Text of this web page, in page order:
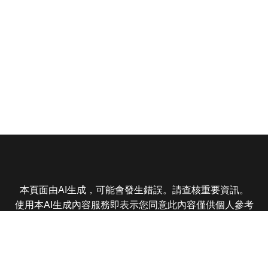
本頁面由AI生成，可能會發生錯誤。請查核重要資訊。
使用本AI生成內容服務即表示您同意此內容僅供個人參考